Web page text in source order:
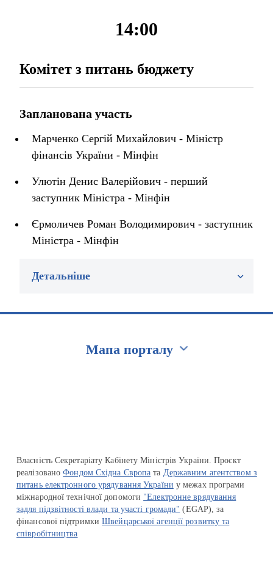
14:00
Комітет з питань бюджету
Запланована участь
Марченко Сергій Михайлович - Міністр
фінансів України - Мінфін
Улютін Денис Валерійович - перший
заступник Міністра - Мінфін
Єрмоличев Роман Володимирович - заступник
Міністра - Мінфін
Детальніше
Мапа порталу
Власність Секретаріату Кабінету Міністрів України. Проєкт
реалізованоФондом Східна Європа та Державним агентством з
питань електронного урядування України у межах програми
міжнародної технічної допомоги "Електронне врядування
задля підзвітності влади та участі громади" (EGAP), за
фінансової підтримкиШвейцарської агенції розвитку та
співробітництва